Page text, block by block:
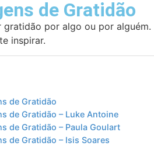
de Gratidão
gratidão por algo ou por
inspirar.
de Gratidão
de Gratidão – Luke Antoine
de Gratidão – Paula Goulart
de Gratidão – Isis Soares